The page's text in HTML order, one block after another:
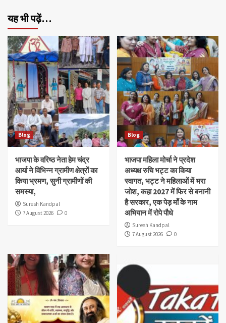
यह भी पढ़ें…
Blog
भाजपा के वरिष्ठ नेता हेम चंद्र
आर्या ने विभिन्न ग्रामीण क्षेत्रों का
किया भ्रमण, सुनी ग्रामीणों की
समस्या,
Suresh Kandpal
7 August 2026
0
Blog
भाजपा महिला मोर्चा ने प्रदेश
अध्यक्ष रुचि भट्ट का किया
स्वागत, भट्ट ने महिलाओं में भरा
जोश, कहा 2027 में फिर से बनानी
है सरकार, एक पेड़ माँ के नाम
अभियान में रोपे पौधे
Suresh Kandpal
7 August 2026
0